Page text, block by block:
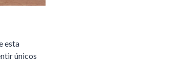
esta
únicos